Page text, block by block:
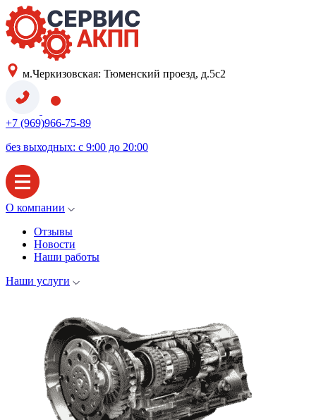
м.Черкизовская: Тюменский проезд, д.5с2
+7 (969)966-75-89
без выходных: с 9:00 до 20:00
О компании
Отзывы
Новости
Наши работы
Наши услуги